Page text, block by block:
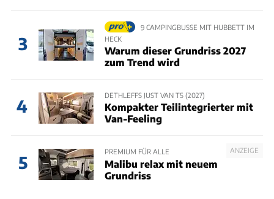
3
9 CAMPINGBUSSE MIT HUBBETT IM
HECK
Warum dieser Grundriss 2027
zum Trend wird
4
DETHLEFFS JUST VAN T5 (2027)
Kompakter Teilintegrierter mit
Van-Feeling
5
ANZEIGE
PREMIUM FÜR ALLE
Malibu relax mit neuem
Grundriss